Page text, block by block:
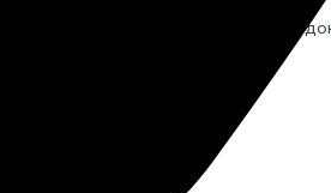
передавайте никому